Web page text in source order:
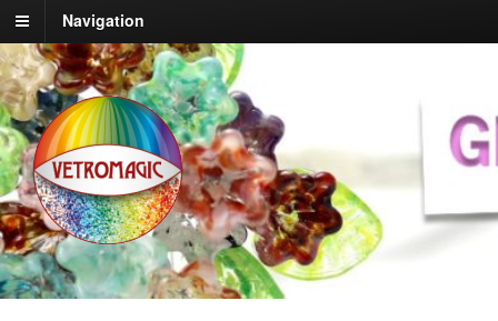
Navigation